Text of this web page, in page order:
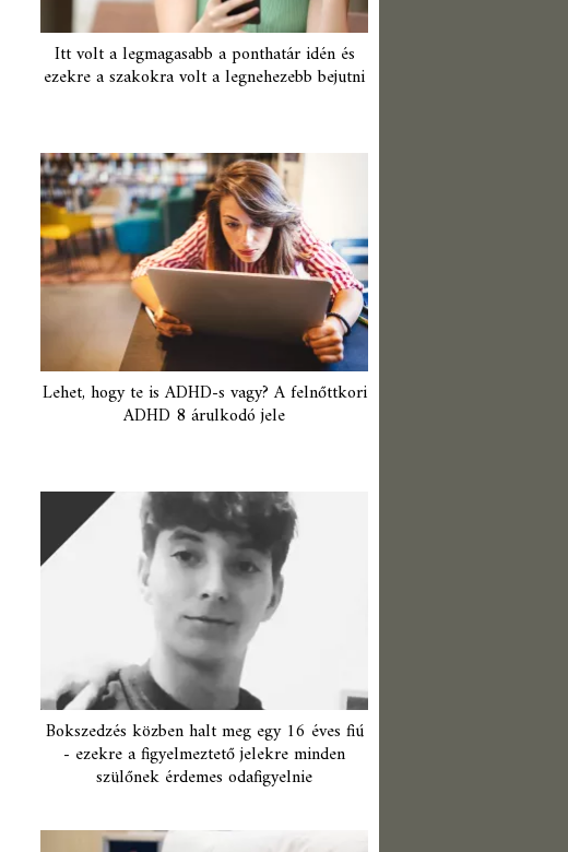
Itt volt a legmagasabb a ponthatár idén és
ezekre a szakokra volt a legnehezebb bejutni
Lehet, hogy te is ADHD-s vagy? A felnőttkori
ADHD 8 árulkodó jele
Bokszedzés közben halt meg egy 16 éves fiú
- ezekre a figyelmeztető jelekre minden
szülőnek érdemes odafigyelnie